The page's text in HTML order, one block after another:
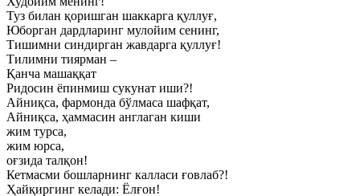
Туз билан қоришган шаккарга қуллуғ,
Юборган дардларинг мулойим сенинг,
Тишимни синдирган жавдарга қуллуғ!
Тилимни тиярман –
Қанча машаққат
Ридосин ёпинмиш сукунат иши?!
Айниқса, фармонда бўлмаса шафқат,
Айниқса, ҳаммасин англаган киши
жим турса,
жим юрса,
оғзида талқон!
Кетмасми бошларнинг калласи ғовлаб?!
Ҳайқиргинг келади: Ёлғон!